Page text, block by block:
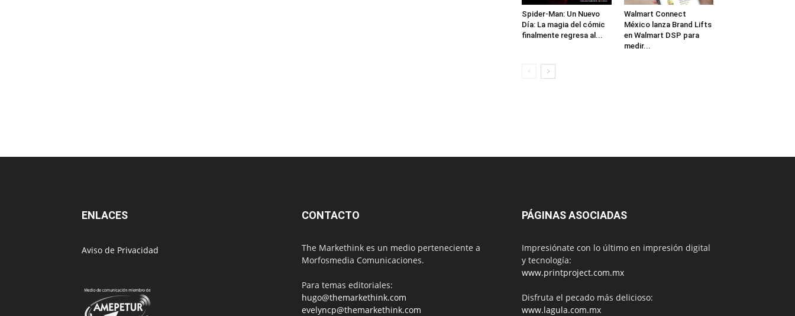
Spider-Man: Un Nuevo
Día: La magia del cómic
finalmente regresa al...
Walmart Connect
México lanza Brand Lifts
en Walmart DSP para
medir...
ENLACES
Aviso de Privacidad
CONTACTO
The Markethink es un medio perteneciente a
Morfosmedia Comunicaciones.
Para temas editoriales:
hugo@themarkethink.com
evelyncp@themarkethink.com
PÁGINAS ASOCIADAS
Impresiónate con lo último en impresión digital
y tecnología:
www.printproject.com.mx
Disfruta el pecado más delicioso:
www.lagula.com.mx